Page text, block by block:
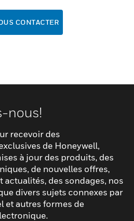
CONTACTER
nous!
recevoir des
de Honeywell,
à jour des produits, des
de nouvelles offres,
actualités, des sondages, nos
divers sujets connexes par
et autres formes de